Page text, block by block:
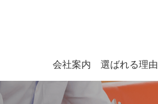
会社案内 選ばれる理由